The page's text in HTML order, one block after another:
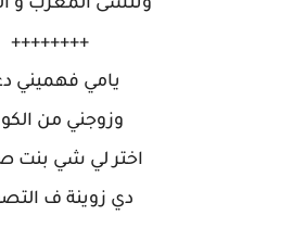
وننسى المغرب و
++++++++
يامي فهميني
وزوجني من
اختر لي شي بنت
دي زوينة ف